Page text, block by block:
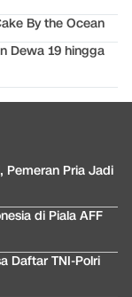
By the Ocean
Dewa 19 hingga
Pemeran Pria Jadi
di Piala AFF
Daftar TNI-Polri